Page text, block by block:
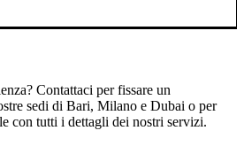
Contattaci per fissare un
sedi di Bari, Milano e Dubai o per
con tutti i dettagli dei nostri servizi.